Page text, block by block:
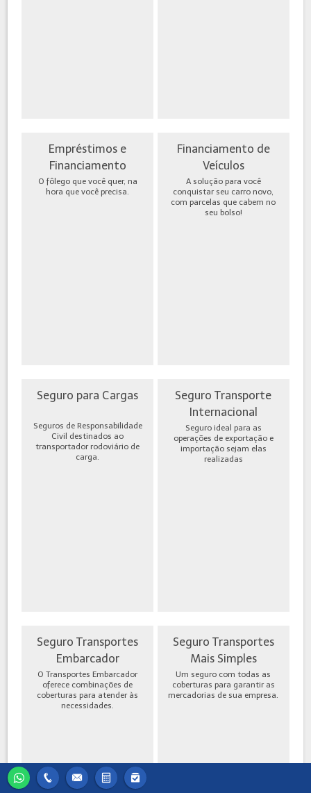
Empréstimos e
Financiamento
O fôlego que você quer, na
hora que você precisa.
Financiamento de
Veículos
A solução para você
conquistar seu carro novo,
com parcelas que cabem no
seu bolso!
Seguro para Cargas
Seguros de Responsabilidade
Civil destinados ao
transportador rodoviário de
carga.
Seguro Transporte
Internacional
Seguro ideal para as
operações de exportação e
importação sejam elas
realizadas
Seguro Transportes
Embarcador
O Transportes Embarcador
oferece combinações de
coberturas para atender às
necessidades.
Seguro Transportes
Mais Simples
Um seguro com todas as
coberturas para garantir as
mercadorias de sua empresa.